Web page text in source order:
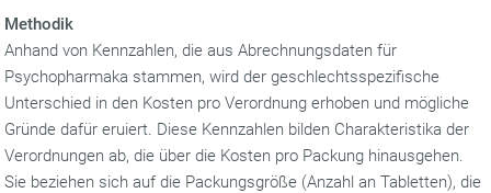
Methodik
Anhand von Kennzahlen, die aus Abrechnungsdaten für
Psychopharmaka stammen, wird der geschlechtsspezifische
Unterschied in den Kosten pro Verordnung erhoben und mögliche
Gründe dafür eruiert. Diese Kennzahlen bilden Charakteristika der
Verordnungen ab, die über die Kosten pro Packung hinausgehen.
Sie beziehen sich auf die Packungsgröße (Anzahl an Tabletten), die